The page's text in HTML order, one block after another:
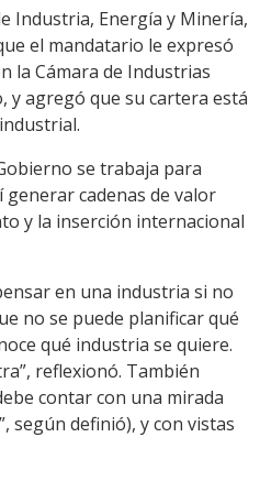
Industria, Energía y Minería,
el mandatario le expresó
la Cámara de Industrias
y agregó que su cartera está
se trabaja para
generar cadenas de valor
y la inserción internacional
en una industria si no
no se puede planificar qué
qué industria se quiere.
reflexionó. También
contar con una mirada
según definió), y con vistas